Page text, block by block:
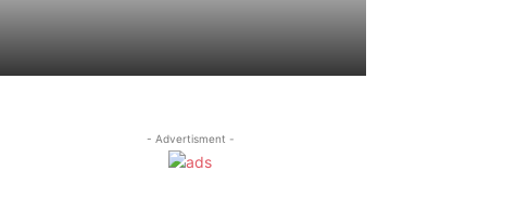
- Advertisment -